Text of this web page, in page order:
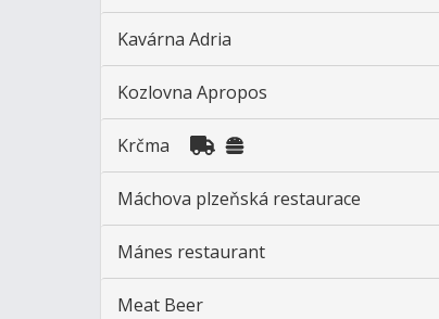
Kavárna Adria
Kozlovna Apropos
Krčma
Máchova plzeňská restaurace
Mánes restaurant
Meat Beer